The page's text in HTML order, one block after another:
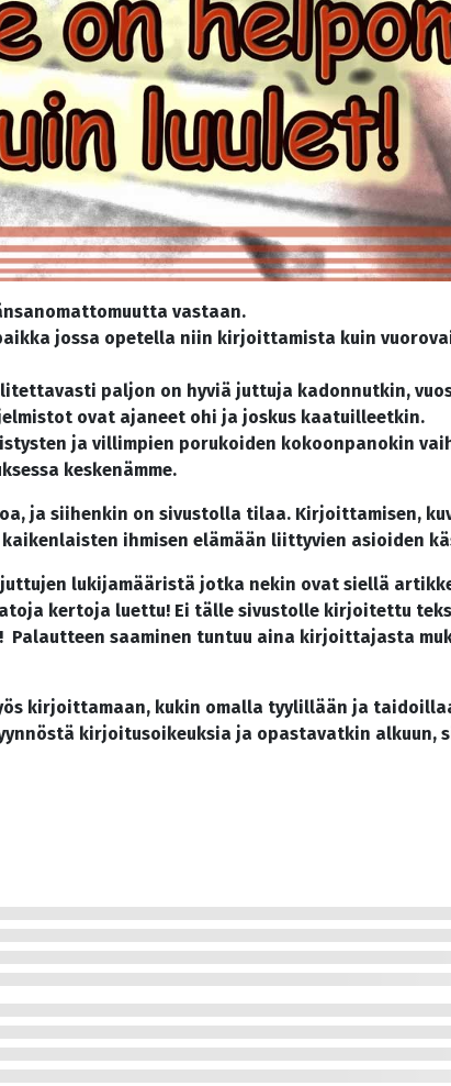
vastaan.
jossa opetella niin kirjoittamista kuin
paljon on hyviä juttuja kadonnutkin,
ovat ajaneet ohi ja joskus kaatuilleetkin.
ja villimpien porukoiden kokoonpanokin
keskenämme.
ja siihenkin on sivustolla tilaa. Kirjoittamisen,
ihmisen elämään liittyvien asioiden
lukijamääristä jotka nekin ovat siellä
kertoja luettu! Ei tälle sivustolle kirjoitettu
Palautteen saaminen tuntuu aina kirjoittajasta
kirjoittamaan, kukin omalla tyylillään ja
kirjoitusoikeuksia ja opastavatkin alkuun,